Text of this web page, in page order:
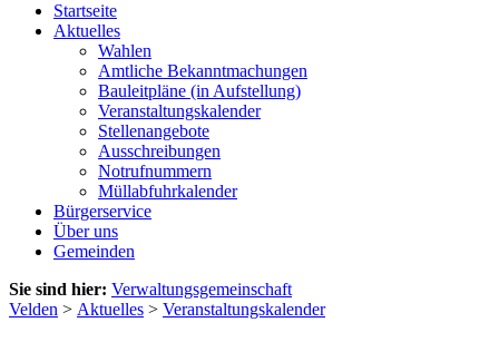
Startseite
Aktuelles
Wahlen
Amtliche Bekanntmachungen
Bauleitpläne (in Aufstellung)
Veranstaltungskalender
Stellenangebote
Ausschreibungen
Notrufnummern
Müllabfuhrkalender
Bürgerservice
Über uns
Gemeinden
Sie sind hier: Verwaltungsgemeinschaft
Velden > Aktuelles > Veranstaltungskalender